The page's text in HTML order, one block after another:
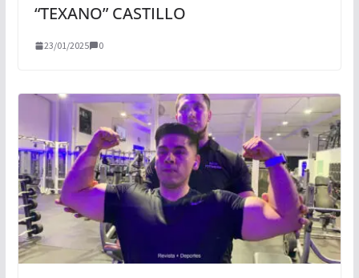
“TEXANO” CASTILLO
23/01/2025 0